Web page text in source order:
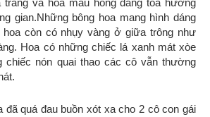
gian.Những bông hoa mang hình dáng
hoa còn có nhụy vàng ở giữa trông như
Hoa có những chiếc lá xanh mát xòe
chiếc nón quai thao các cô vẫn thường
quá đau buồn xót xa cho 2 cô con gái